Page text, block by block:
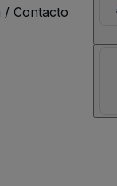
/ Contacto